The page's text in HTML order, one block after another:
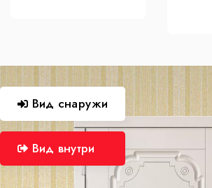
Вид снаружи
Вид внутри